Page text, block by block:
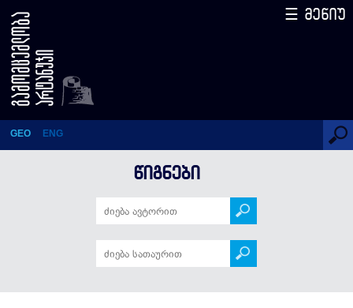
2809 English Words – The Key
to Rapid Learning
GEO ENG
☰ მენიუ
ᲬᲘᲒᲜᲔᲑᲘ